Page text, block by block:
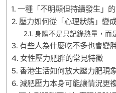
一種「不明顯但持續發生」
壓力如何從「心理狀態」變
身體不是只記錄熱量，而
有些人為什麼吃不多也會變
女性壓力肥胖的常見特徵
香港生活如何放大壓力肥現
減肥壓力本身可能讓情況更